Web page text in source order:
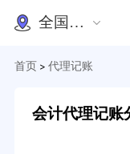
全国办理
首页 > 代理记账
会计代理记账